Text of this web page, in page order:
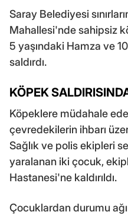
Saray Belediyesi
Mahallesi'nde sahipsiz
5 yaşındaki Hamza ve
saldırdı.
KÖPEK
Köpeklere müdahale
çevredekilerin ihbarı
Sağlık ve polis ekipleri
yaralanan iki çocuk,
Hastanesi'ne kaldırıldı.
Çocuklardan durumu